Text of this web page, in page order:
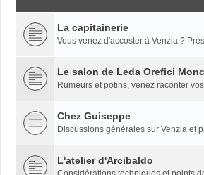
La capitainerie
Vous venez d'accoster à Venzia ?
Le salon de Leda Orefici
Rumeurs et potins, venez raconter
Chez Guiseppe
Discussions générales sur Venzia et
L'atelier d'Arcibaldo